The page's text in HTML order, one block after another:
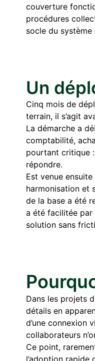
couverture
procédures
socle du système
Un
Cinq mois de
terrain, il s’agit
La démarche a
comptabilité,
pourtant critique
répondre.
Est venue
harmonisation et
de la base a été
a été facilitée par
solution sans
Dans les projets
détails en
d’une connexion
collaborateurs
Ce point,
l’adoption rapide